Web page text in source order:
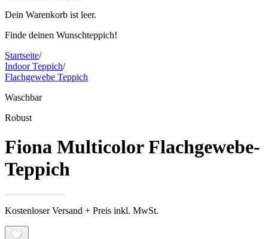
Dein Warenkorb ist leer.
Finde deinen Wunschteppich!
Startseite/
Indoor Teppich/
Flachgewebe Teppich
Waschbar
Robust
Fiona Multicolor Flachgewebe-
Teppich
Kostenloser Versand + Preis inkl. MwSt.